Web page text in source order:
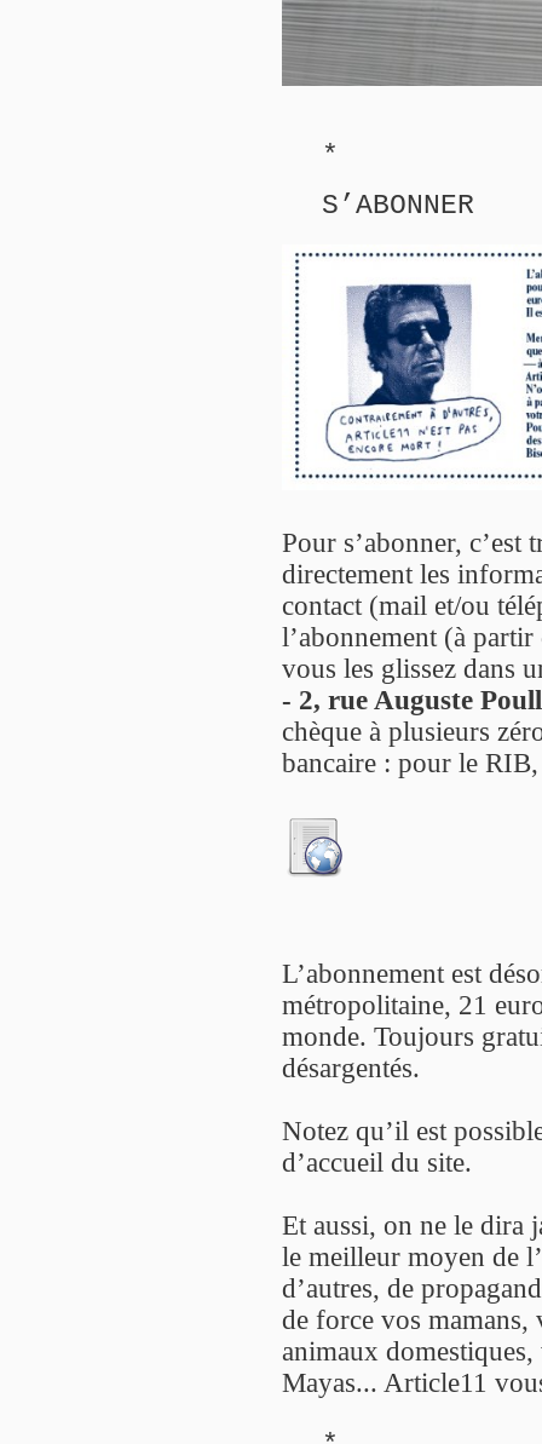
*
S’ABONNER
Pour s’abonner, c’est
directement les
contact (mail et/ou
l’abonnement (à
vous les glissez dans
- 2, rue Auguste
chèque à plusieurs
bancaire : pour le
L’abonnement est
métropolitaine, 21
monde. Toujours
désargentés.
Notez qu’il est
d’accueil du site.
Et aussi, on ne le dira
le meilleur moyen de
d’autres, de
de force vos mamans,
animaux
Mayas... Article11